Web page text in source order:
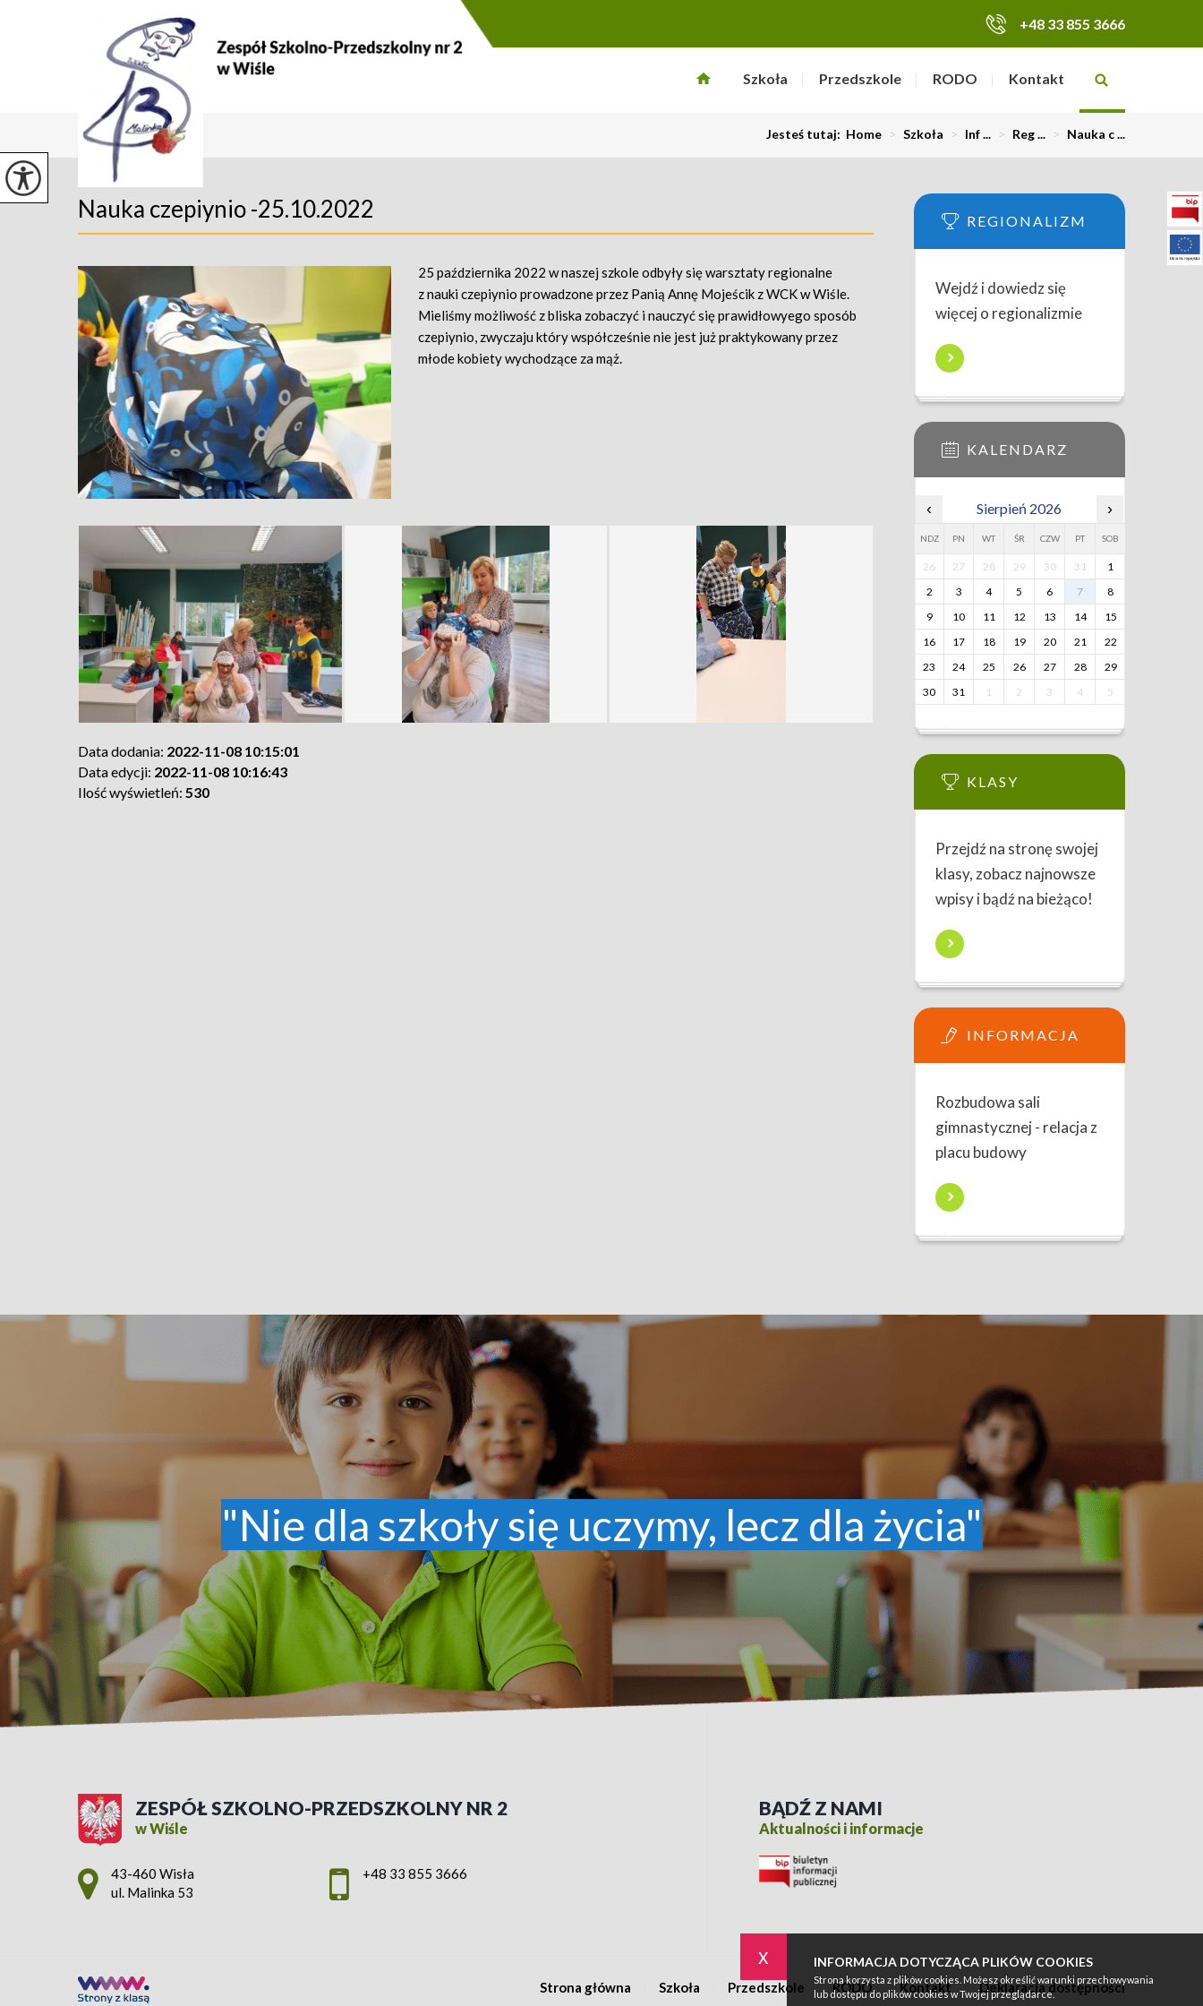
x INFORMACJA DOTYCZĄCA PLIKÓW COOKIES
Strona korzysta z plików cookies. Możesz określić warunki przechowywania
lub dostępu do plików cookies w Twojej przeglądarce.
+48 33 855 3666
Szkoła Przedszkole RODO Kontakt
Jesteś tutaj: Home > Szkoła > Inf ... > Reg ... > Nauka c ...
Nauka czepiynio -25.10.2022
25 października 2022 w naszej szkole odbyły się warsztaty regionalne
z nauki czepiynio prowadzone przez Panią Annę Mojeścik z WCK w Wiśle.
Mieliśmy możliwość z bliska zobaczyć i nauczyć się prawidłowyego sposób
czepiynio, zwyczaju który współcześnie nie jest już praktykowany przez
młode kobiety wychodzące za mąż.
Data dodania: 2022-11-08 10:15:01
Data edycji: 2022-11-08 10:16:43
Ilość wyświetleń: 530
REGIONALIZM
Wejdź i dowiedz się
więcej o regionalizmie
KALENDARZ
‹ Sierpień 2026 ›
NDZ PN WT ŚR CZW PT SOB
26 27 28 29 30 31
1
2
3 4 5 6 7
8
9
10 11 12 13 14
15
16
17 18 19 20 21
22
23
24 25 26 27 28
29
30
31 1 2 3 4 5
KLASY
Przejdź na stronę swojej
klasy, zobacz najnowsze
wpisy i bądź na bieżąco!
INFORMACJA
Rozbudowa sali
gimnastycznej - relacja z
placu budowy
"Nie dla szkoły się uczymy, lecz dla życia"
ZESPÓŁ SZKOLNO-PRZEDSZKOLNY NR 2
w Wiśle
Adres pocztowy:
43-460 Wisła
ul. Malinka 53
+48 33 855 3666
BĄDŹ Z NAMI
Aktualności i informacje
Strona główna Szkoła Przedszkole RODO Kontakt Deklaracja dostępności